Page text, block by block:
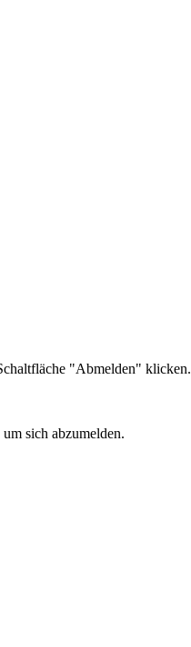
"Abmelden" klicken.
sich abzumelden.